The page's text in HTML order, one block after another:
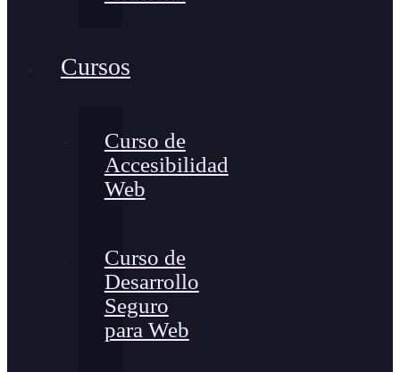
Cursos
Curso de
Accesibilidad
Web
Curso de
Desarrollo
Seguro
para Web